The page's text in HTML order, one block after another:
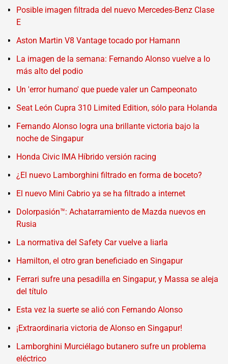
Posible imagen filtrada del nuevo Mercedes-Benz Clase
E
Aston Martin V8 Vantage tocado por Hamann
La imagen de la semana: Fernando Alonso vuelve a lo
más alto del podio
Un 'error humano' que puede valer un Campeonato
Seat León Cupra 310 Limited Edition, sólo para Holanda
Fernando Alonso logra una brillante victoria bajo la
noche de Singapur
Honda Civic IMA Híbrido versión racing
¿El nuevo Lamborghini filtrado en forma de boceto?
El nuevo Mini Cabrio ya se ha filtrado a internet
Dolorpasión™: Achatarramiento de Mazda nuevos en
Rusia
La normativa del Safety Car vuelve a liarla
Hamilton, el otro gran beneficiado en Singapur
Ferrari sufre una pesadilla en Singapur, y Massa se aleja
del título
Esta vez la suerte se alió con Fernando Alonso
¡Extraordinaria victoria de Alonso en Singapur!
Lamborghini Murciélago butanero sufre un problema
eléctrico